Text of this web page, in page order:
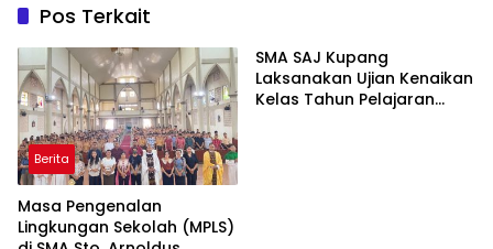
Pos Terkait
Berita
Masa Pengenalan
Lingkungan Sekolah (MPLS)
SMA SAJ Kupang
Laksanakan Ujian Kenaikan
Kelas Tahun Pelajaran